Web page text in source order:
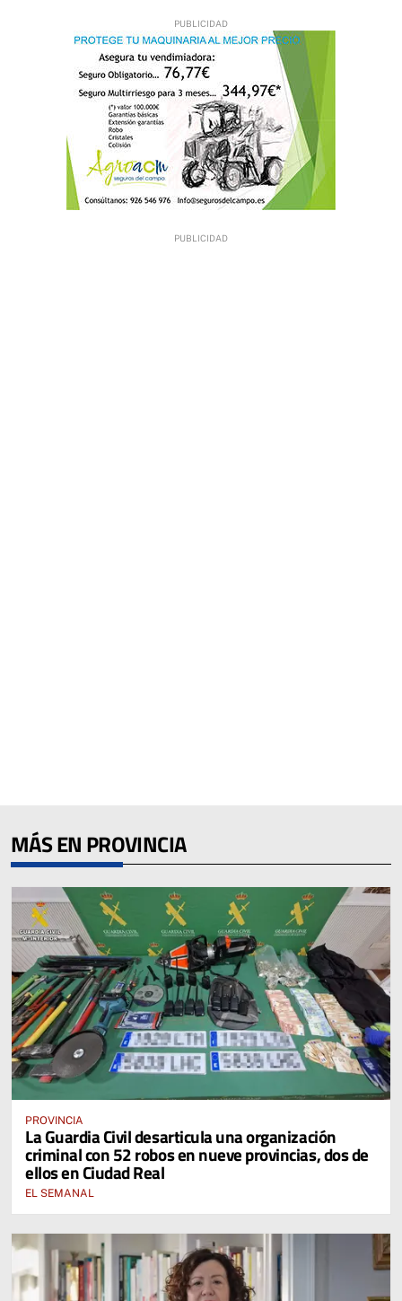
MÁS EN PROVINCIA
PROVINCIA
La Guardia Civil desarticula una organización
criminal con 52 robos en nueve provincias, dos de
ellos en Ciudad Real
EL SEMANAL